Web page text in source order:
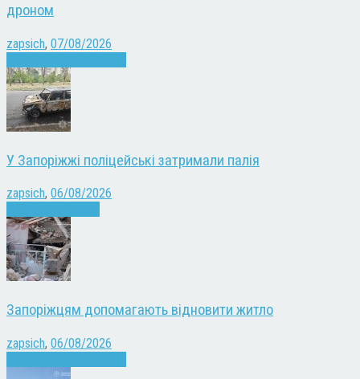
дроном
zapsich, 07/08/2026
У Запоріжжі поліцейські затримали палія
zapsich, 06/08/2026
Запоріжцям допомагають відновити житло
zapsich, 06/08/2026